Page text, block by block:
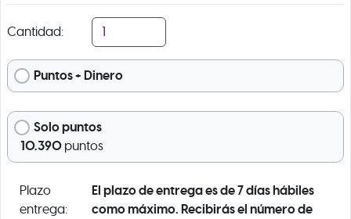
Cantidad:
Puntos + Dinero
Solo puntos
10.390 puntos
Plazo
entrega:
El plazo de entrega es de 7 días hábiles
como máximo. Recibirás el número de